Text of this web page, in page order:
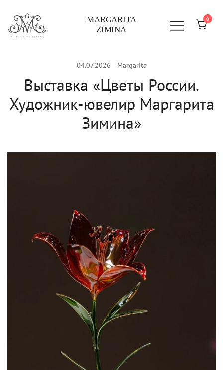
содержимому
MARGARITA
ZIMINA
0
04.07.2026 Margarita
Выставка «Цветы России.
Художник-ювелир Маргарита
Зимина»